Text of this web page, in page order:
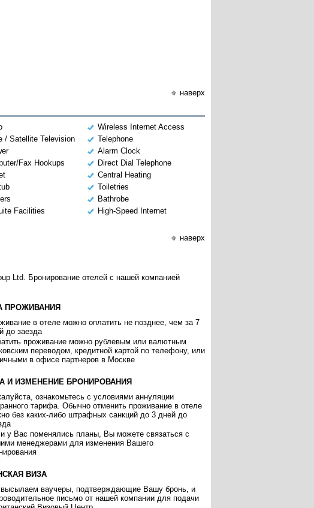
наверх
Wireless Internet Access
/ Satellite Television
Telephone
Alarm Clock
Fax Hookups
Direct Dial Telephone
Central Heating
Toiletries
Bathrobe
Facilities
High-Speed Internet
наверх
Ltd. Бронирование отелей с нашей компанией
ПРОЖИВАНИЯ
в отеле можно оплатить не позднее, чем за 7
до заезда
проживание можно рублевым или валютным
переводом, кредитной картой по телефону, или
в офисе партнеров в Москве
И ИЗМЕНЕНИЕ БРОНИРОВАНИЯ
ознакомьтесь с условиями аннуляции
тарифа. Обычно отменить проживание в отеле
без каких-либо штрафных санкций до 3 дней до
у Вас поменялись планы, Вы можете связаться с
менеджерами для изменения Вашего
ВИЗА
ваучеры, подтверждающие Вашу бронь, и
письмо от нашей компании для подачи